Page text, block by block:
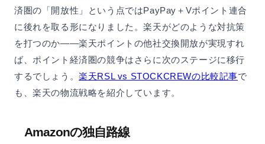
済圏の「開放性」という点ではPayPay＋Vポイント連合
に後れを取る形になりました。楽天がどのような対抗策
を打つのか——楽天ポイントの他社交換開放が実現すれ
ば、ポイント経済圏の競争はさらに次のステージに移行
するでしょう。楽天RSL vs STOCKCREWの比較記事で
も、楽天の物流戦略を紹介しています。
Amazonの独自路線